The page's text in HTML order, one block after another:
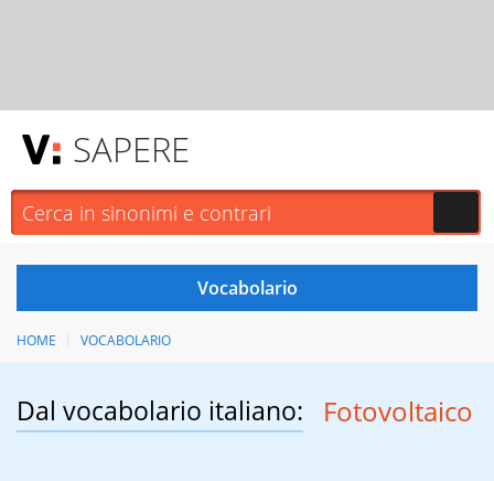
SAPERE
HOME VOCABOLARIO
Dal vocabolario italiano: Fotovoltaico